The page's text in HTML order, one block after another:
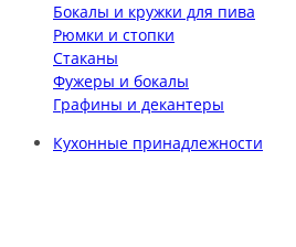
Бокалы и кружки для пива
Рюмки и стопки
Стаканы
Фужеры и бокалы
Графины и декантеры
Кухонные принадлежности